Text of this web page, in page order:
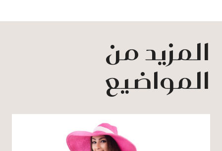
المزيد من
المواضيع